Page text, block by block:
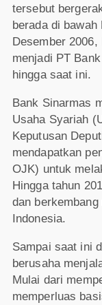
tersebut
berada di
Desember
menjadi PT
hingga saat ini.
Bank Sinarmas
Usaha Syariah
Keputusan
mendapatkan
OJK) untuk
Hingga tahun
dan
Indonesia.
Sampai saat ini
berusaha
Mulai dari
memperluas